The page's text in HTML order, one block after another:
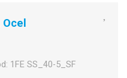
1FE SS_40-5_SF